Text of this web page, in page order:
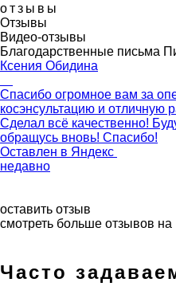
отзывы
Отзывы
Видео-отзывы
Благодарственные письма
Ксения Обидина
Спасибо огромное вам за
косэнсультацию и отличную
Сделал всё качественно!
обращусь вновь! Спасибо!
Оставлен в Яндекс
недавно
оставить отзыв
смотреть больше отзывов на
Часто